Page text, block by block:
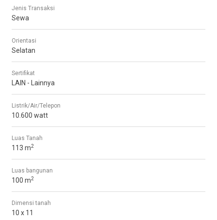
Jenis Transaksi
Sewa
Orientasi
Selatan
Sertifikat
LAIN - Lainnya
Listrik/Air/Telepon
10.600 watt
Luas Tanah
113 m2
Luas bangunan
100 m2
Dimensi tanah
10 x 11